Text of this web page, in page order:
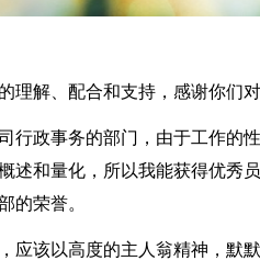
理解、配合和支持，感谢你们
行政事务的部门，由于工作的
述和量化，所以我能获得优秀
的荣誉。
应该以高度的主人翁精神，默